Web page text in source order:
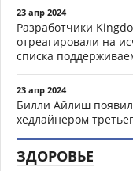
23 апр 2024
Разработчики
отреагировали на
списка
23 апр 2024
Билли Айлиш
хедлайнером
ЗДОРОВЬЕ